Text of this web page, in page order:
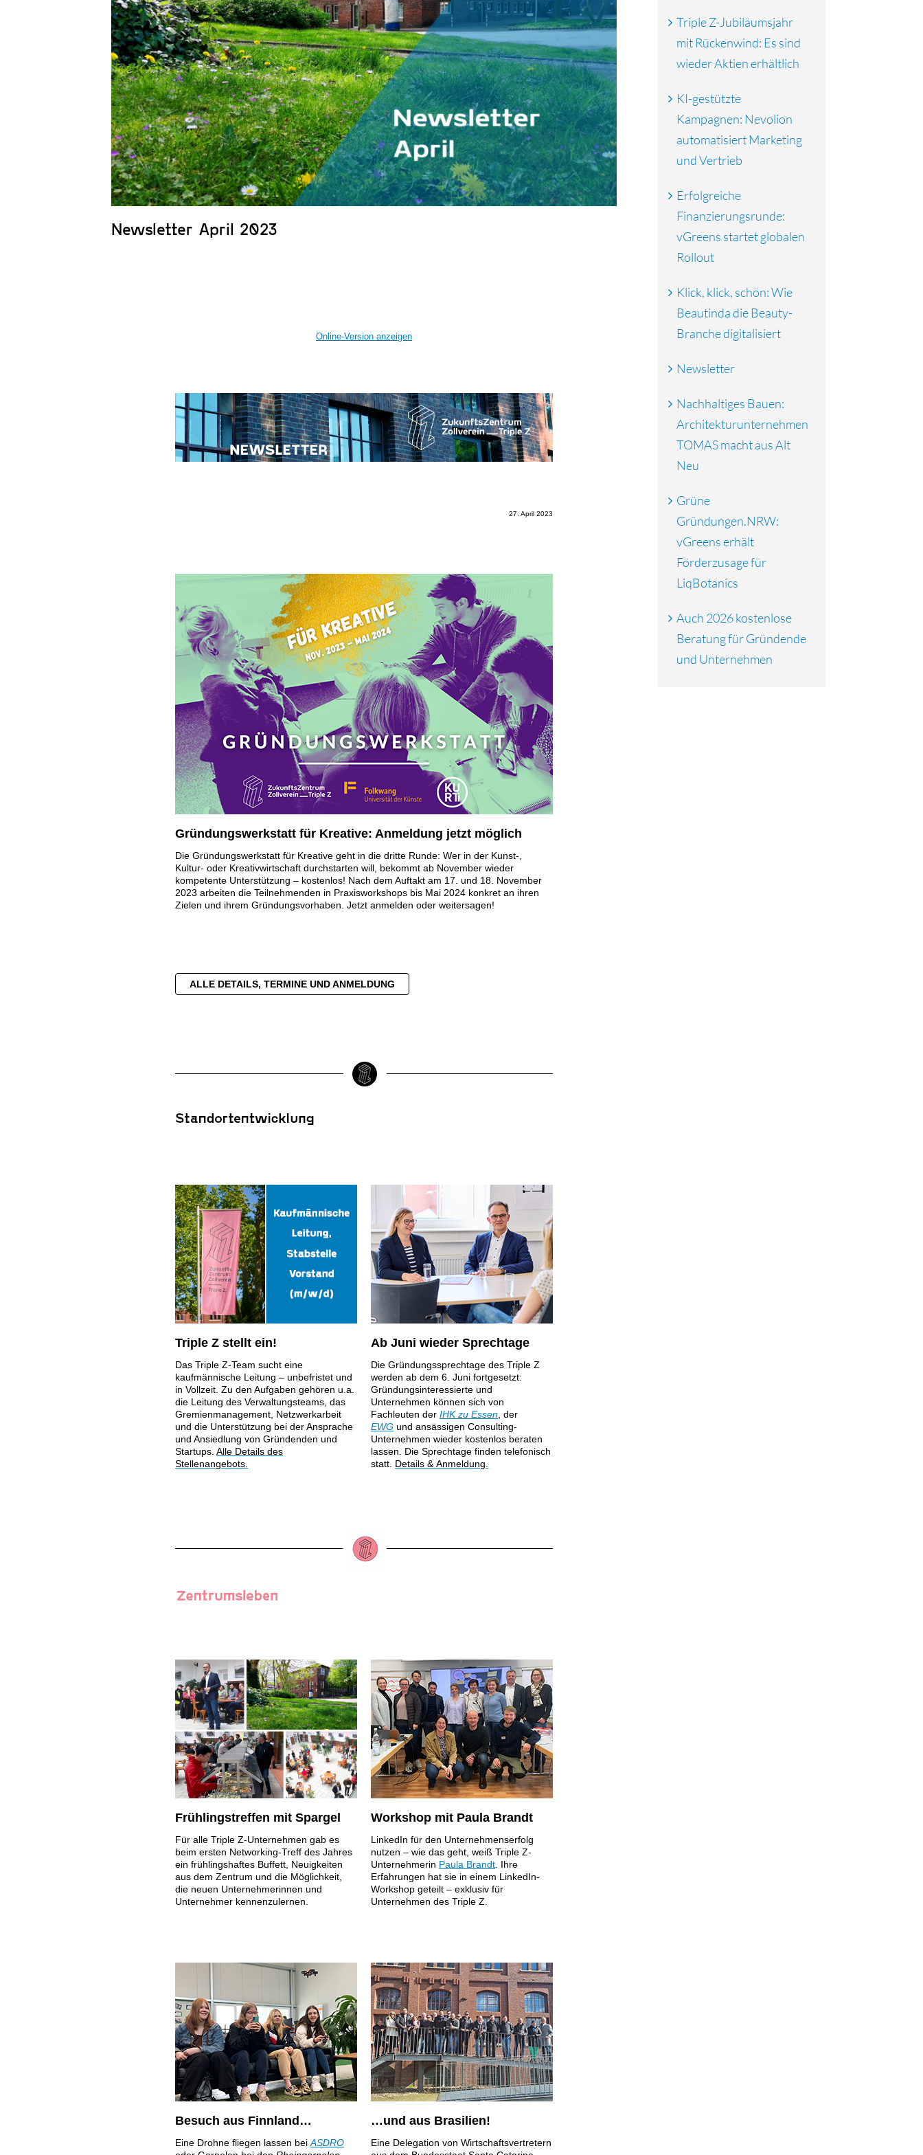
Newsletter April 2023
Online-Version anzeigen
27. April 2023
Gründungswerkstatt für Kreative: Anmeldung jetzt möglich
Die Gründungswerkstatt für Kreative geht in die dritte Runde: Wer in der Kunst-,
Kultur- oder Kreativwirtschaft durchstarten will, bekommt ab November wieder
kompetente Unterstützung – kostenlos! Nach dem Auftakt am 17. und 18. November
2023 arbeiten die Teilnehmenden in Praxisworkshops bis Mai 2024 konkret an ihren
Zielen und ihrem Gründungsvorhaben. Jetzt anmelden oder weitersagen!
ALLE DETAILS, TERMINE UND ANMELDUNG
Triple Z stellt ein!
Das Triple Z-Team sucht eine
kaufmännische Leitung – unbefristet und
in Vollzeit. Zu den Aufgaben gehören u.a.
die Leitung des Verwaltungsteams, das
Gremienmanagement, Netzwerkarbeit
und die Unterstützung bei der Ansprache
und Ansiedlung von Gründenden und
Startups.Alle Details des
Stellenangebots.
Ab Juni wieder Sprechtage
Die Gründungssprechtage des Triple Z
werden ab dem 6. Juni fortgesetzt:
Gründungsinteressierte und
Unternehmen können sich von
Fachleuten der IHK zu Essen , der
EWG und ansässigen Consulting-
Unternehmen wieder kostenlos beraten
lassen. Die Sprechtage finden telefonisch
statt. Details & Anmeldung
Frühlingstreffen mit Spargel
Für alle Triple Z-Unternehmen gab es
beim ersten Networking-Treff des Jahres
ein frühlingshaftes Buffett, Neuigkeiten
aus dem Zentrum und die Möglichkeit,
die neuen Unternehmerinnen und
Unternehmer kennenzulernen.
Workshop mit Paula Brandt
LinkedIn für den Unternehmenserfolg
nutzen – wie das geht, weiß Triple Z-
Unternehmerin Paula Brandt . Ihre
Erfahrungen hat sie in einem LinkedIn-
Workshop geteilt – exklusiv für
Unternehmen des Triple Z.
Besuch aus Finnland…
Eine Drohne fliegen lassen beiASDRO
…und aus Brasilien!
Eine Delegation von Wirtschaftsvertretern
Triple Z-Jubiläumsjahr
mit Rückenwind: Es sind
wieder Aktien erhältlich
KI-gestützte
Kampagnen: Nevolion
automatisiert Marketing
und Vertrieb
Erfolgreiche
Finanzierungsrunde:
vGreens startet globalen
Rollout
Klick, klick, schön: Wie
Beautinda die Beauty-
Branche digitalisiert
Newsletter
Nachhaltiges Bauen:
Architekturunternehmen
TOMAS macht aus Alt
Neu
Grüne
Gründungen.NRW:
vGreens erhält
Förderzusage für
LiqBotanics
Auch 2026 kostenlose
Beratung für Gründende
und Unternehmen